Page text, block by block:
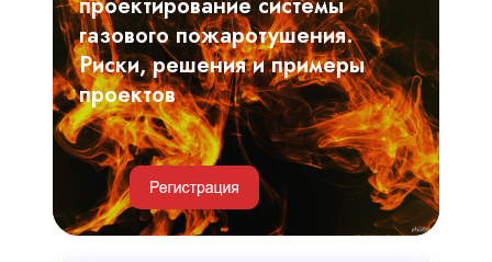
Риски,
решения
и
примеры
проектов
газового пожаротушения.
Риски, решения и примеры
проектов